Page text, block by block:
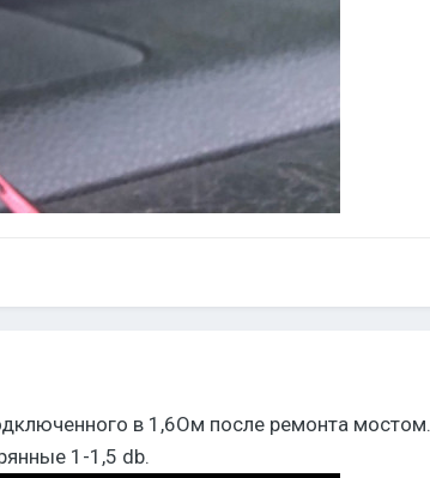
в 1,6Ом после ремонта мостом.
1-1,5 db.